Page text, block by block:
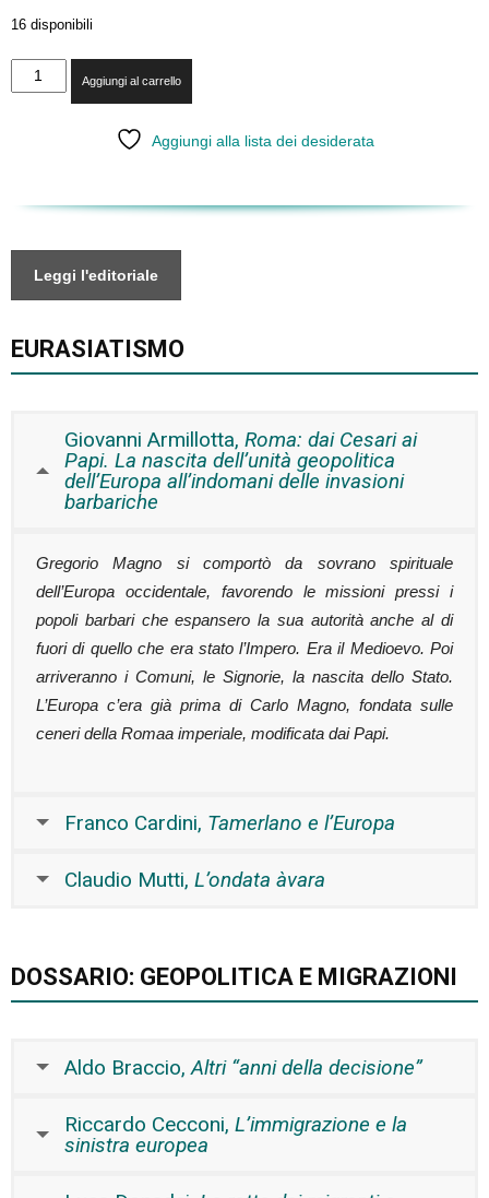
16 disponibili
-
Aggiungi al carrello
Aggiungi alla lista dei desiderata
Leggi l'editoriale
EURASIATISMO
Giovanni Armillotta, Roma: dai Cesari ai
Papi. La nascita dell’unità geopolitica
dell’Europa all’indomani delle invasioni
barbariche
Gregorio Magno si comportò da sovrano spirituale
dell’Europa occidentale, favorendo le missioni pressi i
popoli barbari che espansero la sua autorità anche al di
fuori di quello che era stato l’Impero. Era il Medioevo. Poi
arriveranno i Comuni, le Signorie, la nascita dello Stato.
L’Europa c’era già prima di Carlo Magno, fondata sulle
ceneri della Romaa imperiale, modificata dai Papi.
Franco Cardini, Tamerlano e l’Europa
Claudio Mutti, L’ondata àvara
DOSSARIO: GEOPOLITICA E MIGRAZIONI
Aldo Braccio,Altri “anni della decisione”
Riccardo Cecconi, L’immigrazione e la
sinistra europea